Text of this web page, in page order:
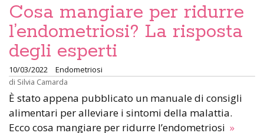
Cosa mangiare per ridurre
l’endometriosi? La risposta
degli esperti
10/03/2022
Endometriosi
di Silvia Camarda
È stato appena pubblicato un manuale di consigli
alimentari per alleviare i sintomi della malattia.
Ecco cosa mangiare per ridurre l’endometriosi »